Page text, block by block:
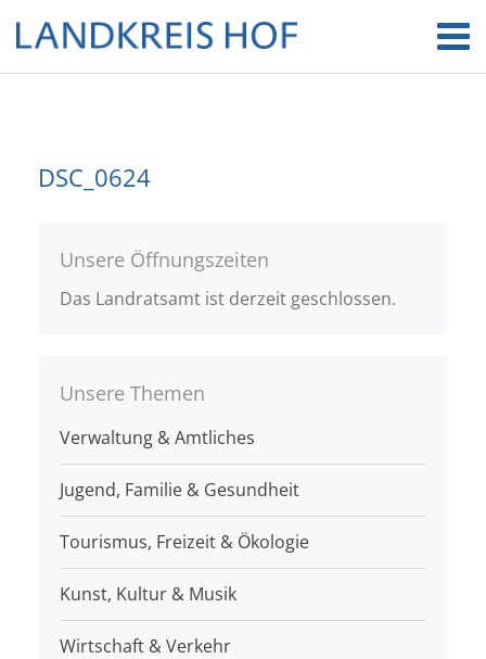
DSC_0624
Unsere Öffnungszeiten
Das Landratsamt ist derzeit geschlossen.
Unsere Themen
Verwaltung & Amtliches
Jugend, Familie & Gesundheit
Tourismus, Freizeit & Ökologie
Kunst, Kultur & Musik
Wirtschaft & Verkehr